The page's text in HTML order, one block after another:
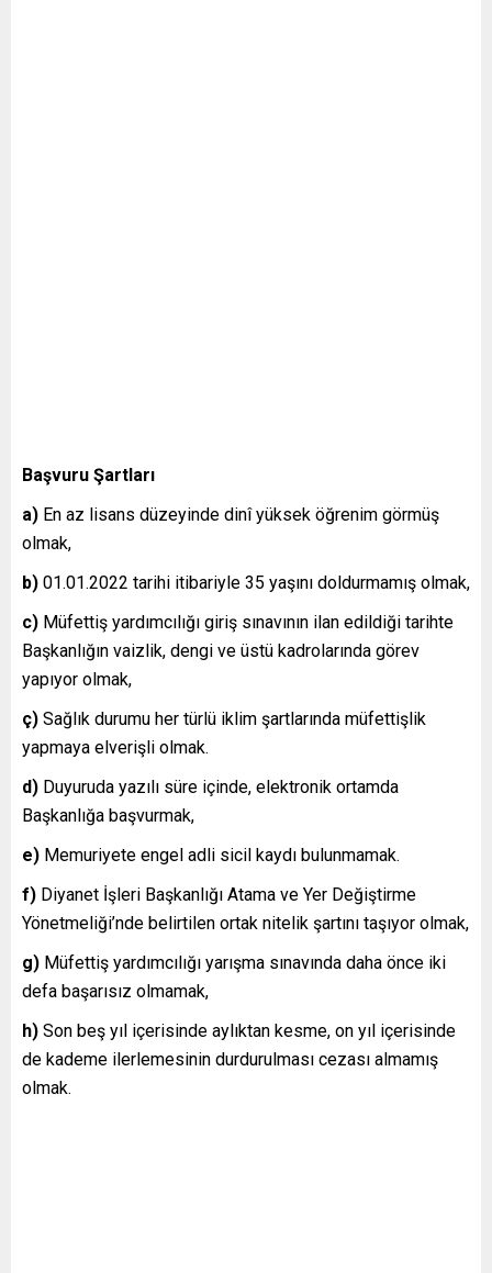
Başvuru Şartları
a) En az lisans düzeyinde dinî yüksek öğrenim görmüş
olmak,
b) 01.01.2022 tarihi itibariyle 35 yaşını doldurmamış olmak,
c) Müfettiş yardımcılığı giriş sınavının ilan edildiği tarihte
Başkanlığın vaizlik, dengi ve üstü kadrolarında görev
yapıyor olmak,
ç) Sağlık durumu her türlü iklim şartlarında müfettişlik
yapmaya elverişli olmak.
d) Duyuruda yazılı süre içinde, elektronik ortamda
Başkanlığa başvurmak,
e) Memuriyete engel adli sicil kaydı bulunmamak.
f) Diyanet İşleri Başkanlığı Atama ve Yer Değiştirme
Yönetmeliği’nde belirtilen ortak nitelik şartını taşıyor olmak,
g) Müfettiş yardımcılığı yarışma sınavında daha önce iki
defa başarısız olmamak,
h) Son beş yıl içerisinde aylıktan kesme, on yıl içerisinde
de kademe ilerlemesinin durdurulması cezası almamış
olmak.